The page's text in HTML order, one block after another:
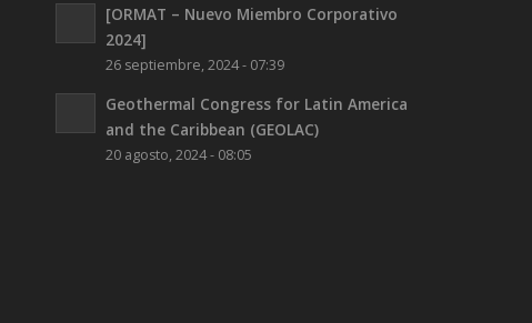
[ORMAT – Nuevo Miembro Corporativo
2024]
26 septiembre, 2024 - 07:39
Geothermal Congress for Latin America
and the Caribbean (GEOLAC)
20 agosto, 2024 - 08:05